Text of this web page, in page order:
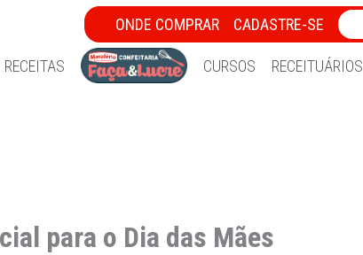
ONDE COMPRAR CADASTRE-SE
RECEITAS CURSOS RECEITUÁRIOS
para o Dia das Mães